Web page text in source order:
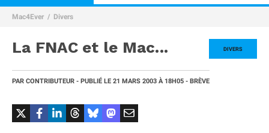
Comparatif iPhone
Mac4Ever Divers
DIVERS
La FNAC et le Mac...
PAR CONTRIBUTEUR - PUBLIÉ LE 21 MARS 2003 À 18H05 - BRÈVE